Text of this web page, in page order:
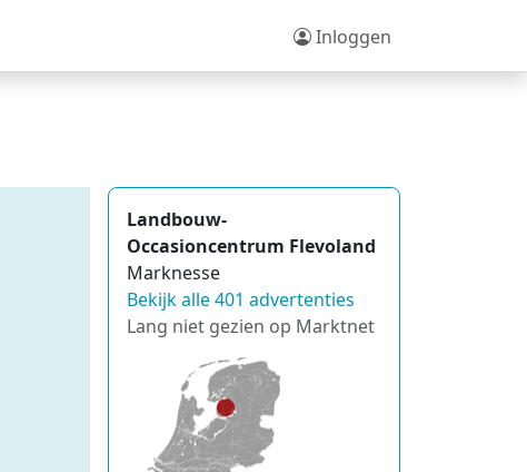
Inloggen
Landbouw-
Occasioncentrum Flevoland
Marknesse
Bekijk alle 401 advertenties
Lang niet gezien op Marktnet